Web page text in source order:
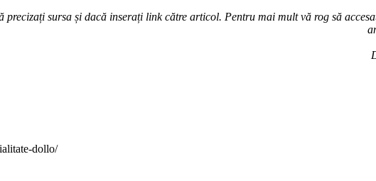
precizați sursa și dacă inserați link către articol. Pentru mai mult vă rog să
dollo/